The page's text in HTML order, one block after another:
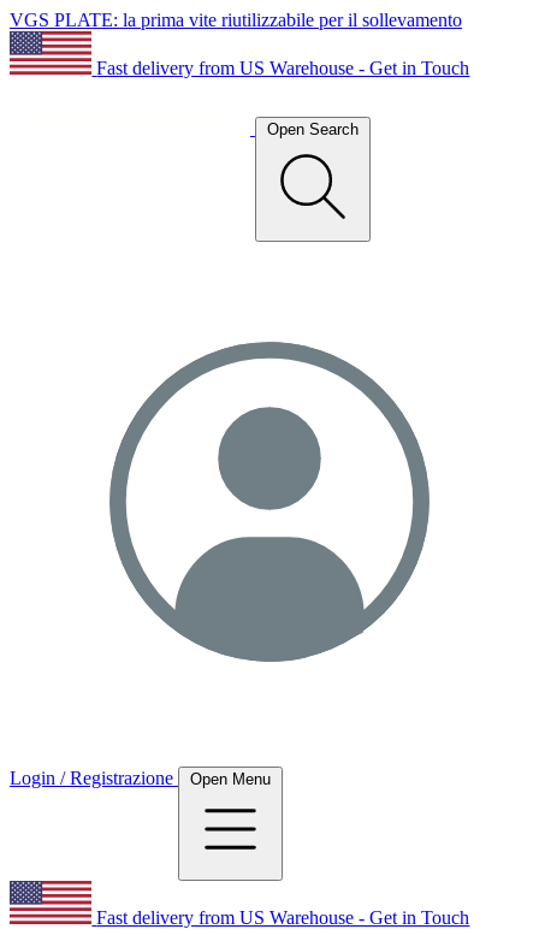
VGS PLATE: la prima vite riutilizzabile per il sollevamento
Fast delivery from US Warehouse - Get in Touch
Open Search
Login / Registrazione Open Menu
Fast delivery from US Warehouse - Get in Touch